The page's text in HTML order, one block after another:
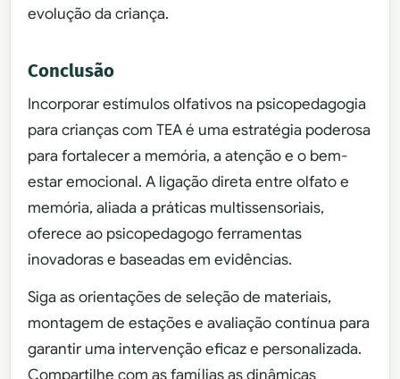
evolução da criança.
Conclusão
Incorporar estímulos olfativos na psicopedagogia
para crianças com TEA é uma estratégia poderosa
para fortalecer a memória, a atenção e o bem-
estar emocional. A ligação direta entre olfato e
memória, aliada a práticas multissensoriais,
oferece ao psicopedagogo ferramentas
inovadoras e baseadas em evidências.
Siga as orientações de seleção de materiais,
montagem de estações e avaliação contínua para
garantir uma intervenção eficaz e personalizada.
Compartilhe com as famílias as dinâmicas